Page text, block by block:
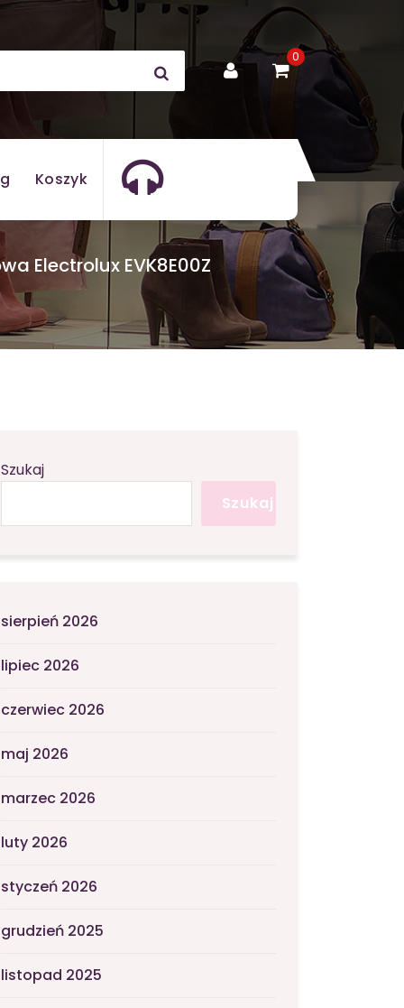
0
Koszyk
Electrolux EVK8E00Z
Szukaj
Szukaj
sierpień 2026
lipiec 2026
czerwiec 2026
maj 2026
marzec 2026
luty 2026
styczeń 2026
grudzień 2025
listopad 2025